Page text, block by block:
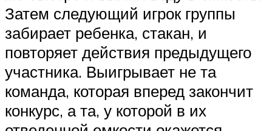
Затем следующий игрок группы
забирает ребенка, стакан, и
повторяет действия предыдущего
участника. Выигрывает не та
команда, которая вперед закончит
конкурс, а та, у которой в их